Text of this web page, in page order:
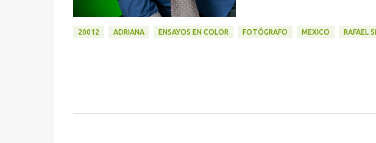
20012 ADRIANA ENSAYOS EN COLOR FOTÓGRAFO MEXICO RAFAEL